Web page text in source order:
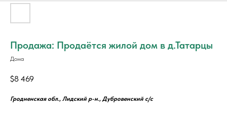
Продажа: Продаётся жилой дом в д.Татарцы
Дома
$8 469
Гродненская обл., Лидский р-н., Дубровенский с/с